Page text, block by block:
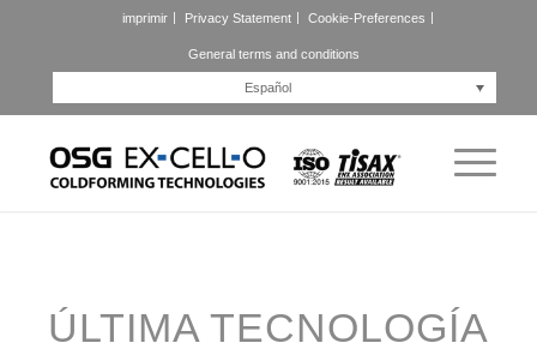
imprimir Privacy Statement Cookie-Preferences
General terms and conditions
Español
ÚLTIMA TECNOLOGÍA